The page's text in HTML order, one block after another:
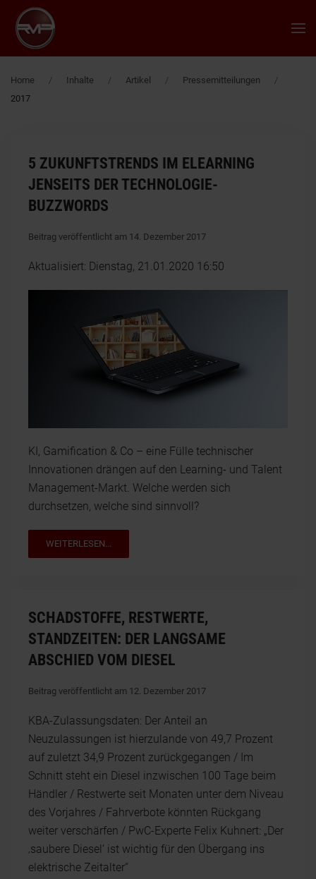
Zum Hauptinhalt springen
Home Inhalte Artikel
Pressemitteilungen
2017
5 ZUKUNFTSTRENDS IM ELEARNING
JENSEITS DER TECHNOLOGIE-
BUZZWORDS
Beitrag veröffentlicht am 14. Dezember 2017
Aktualisiert: Dienstag, 21.01.2020 16:50
KI, Gamification & Co – eine Fülle technischer
Innovationen drängen auf den Learning- und Talent
Management-Markt. Welche werden sich
durchsetzen, welche sind sinnvoll?
WEITERLESEN...
SCHADSTOFFE, RESTWERTE,
STANDZEITEN: DER LANGSAME
ABSCHIED VOM DIESEL
Beitrag veröffentlicht am 12. Dezember 2017
KBA-Zulassungsdaten: Der Anteil an
Neuzulassungen ist hierzulande von 49,7 Prozent
auf zuletzt 34,9 Prozent zurückgegangen / Im
Schnitt steht ein Diesel inzwischen 100 Tage beim
Händler / Restwerte seit Monaten unter dem Niveau
des Vorjahres / Fahrverbote könnten Rückgang
weiter verschärfen / PwC-Experte Felix Kuhnert: „Der
‚saubere Diesel‘ ist wichtig für den Übergang ins
elektrische Zeitalter“